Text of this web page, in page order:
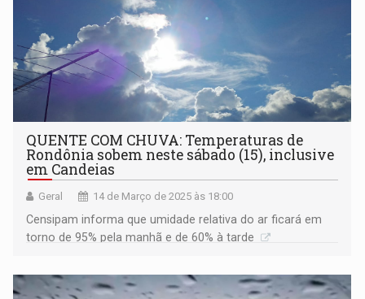
QUENTE COM CHUVA: Temperaturas de
Rondônia sobem neste sábado (15), inclusive
em Candeias
Geral 14 de Março de 2025 às 18:00
Censipam informa que umidade relativa do ar ficará em
torno de 95% pela manhã e de 60% à tarde